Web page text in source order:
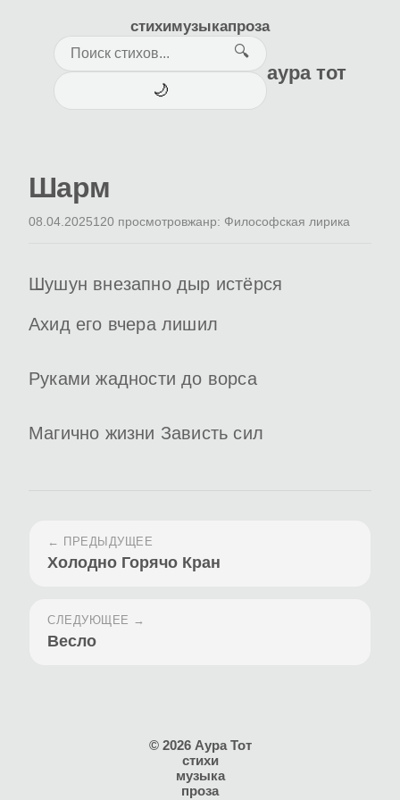
стихимузыкапроза
🔍
🌙
аура тот
Шарм
08.04.2025120 просмотровжанр: Философская лирика
Шушун внезапно дыр истёрся
Ахид его вчера лишил
Руками жадности до ворса
Магично жизни Зависть сил
← ПРЕДЫДУЩЕЕ
Холодно Горячо Кран
СЛЕДУЮЩЕЕ →
Весло
© 2026 Аура Тот
стихи
музыка
проза